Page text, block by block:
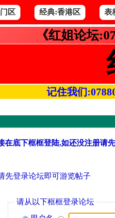
区 经典:香港区 表
《红姐论坛
记住我们
在底下框框登陆,如还没注册请
先登录论坛即可游览帖子
请从以下框框登录论坛